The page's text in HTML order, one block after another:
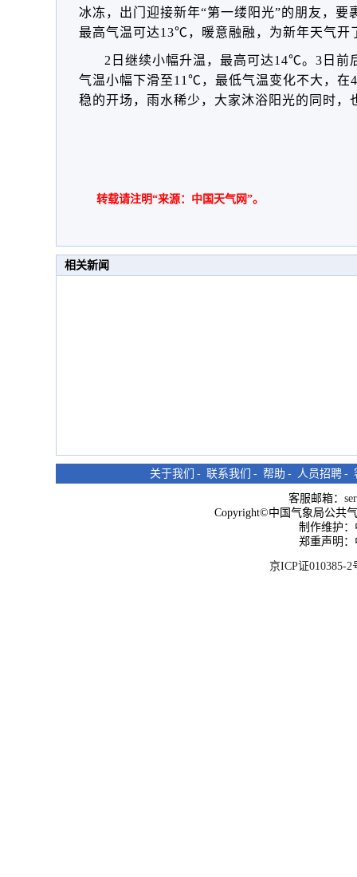
冰冻，出门迎接新年“第一缕阳光”的朋友，要
最高气温可达13℃，暖意融融，为新年天气开
2日继续小幅升温，最高可达14℃。3日前
气温小幅下滑至11℃，最低气温变化不大，
稳的开场，雨水稀少，大家沐浴阳光的同时，
转载请注明“来源：中国天气网”。
相关新闻
关于我们 - 联系我们 - 帮助 - 人员招聘 -
客服邮箱：
Copyright©中国气象局公共
制作维护
郑重声明
京ICP证010385-2